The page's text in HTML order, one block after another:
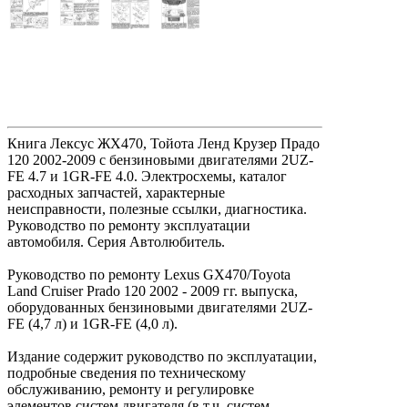
Книга Лексус ЖХ470, Тойота Ленд Крузер Прадо
120 2002-2009 с бензиновыми двигателями 2UZ-
FE 4.7 и 1GR-FE 4.0. Электросхемы, каталог
расходных запчастей, характерные
неисправности, полезные ссылки, диагностика.
Руководство по ремонту эксплуатации
автомобиля. Серия Автолюбитель.
Руководство по ремонту Lexus GX470/Toyota
Land Cruiser Prado 120 2002 - 2009 гг. выпуска,
оборудованных бензиновыми двигателями 2UZ-
FE (4,7 л) и 1GR-FE (4,0 л).
Издание содержит руководство по эксплуатации,
подробные сведения по техническому
обслуживанию, ремонту и регулировке